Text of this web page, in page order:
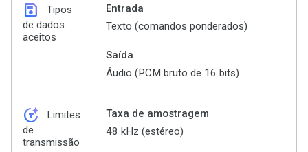
save
Tipos
de dados
aceitos
Entrada
Texto (comandos ponderados)
Saída
Áudio (PCM bruto de 16 bits)
token_auto
Limites
de
transmissão
Taxa de amostragem
48 kHz (estéreo)